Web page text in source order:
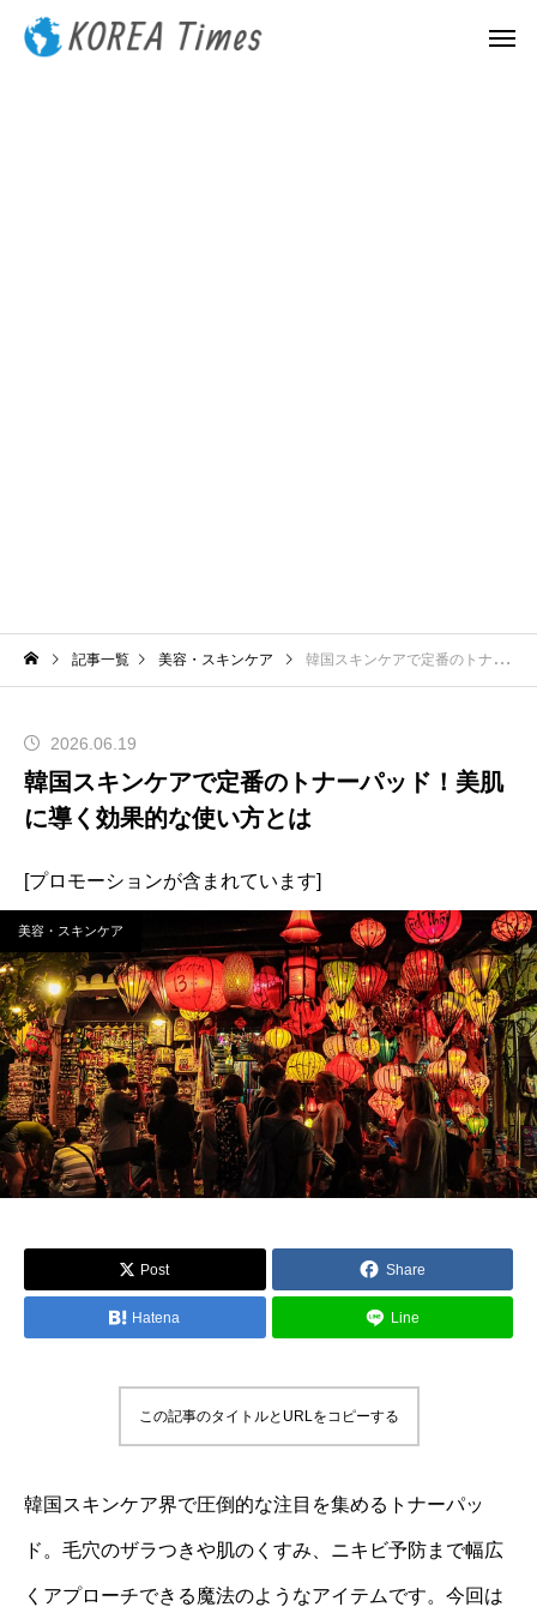
記事一覧 美容・スキンケア 韓国スキンケアで定番のトナーパッド！美肌に導く効果的な使い方とは
2026.06.19
韓国スキンケアで定番のトナーパッド！美肌
に導く効果的な使い方とは
[プロモーションが含まれています]
美容・スキンケア
Post Share
Hatena Line
この記事のタイトルとURLをコピーする
韓国スキンケア界で圧倒的な注目を集めるトナーパッ
ド。毛穴のザラつきや肌のくすみ、ニキビ予防まで幅広
くアプローチできる魔法のようなアイテムです。今回は